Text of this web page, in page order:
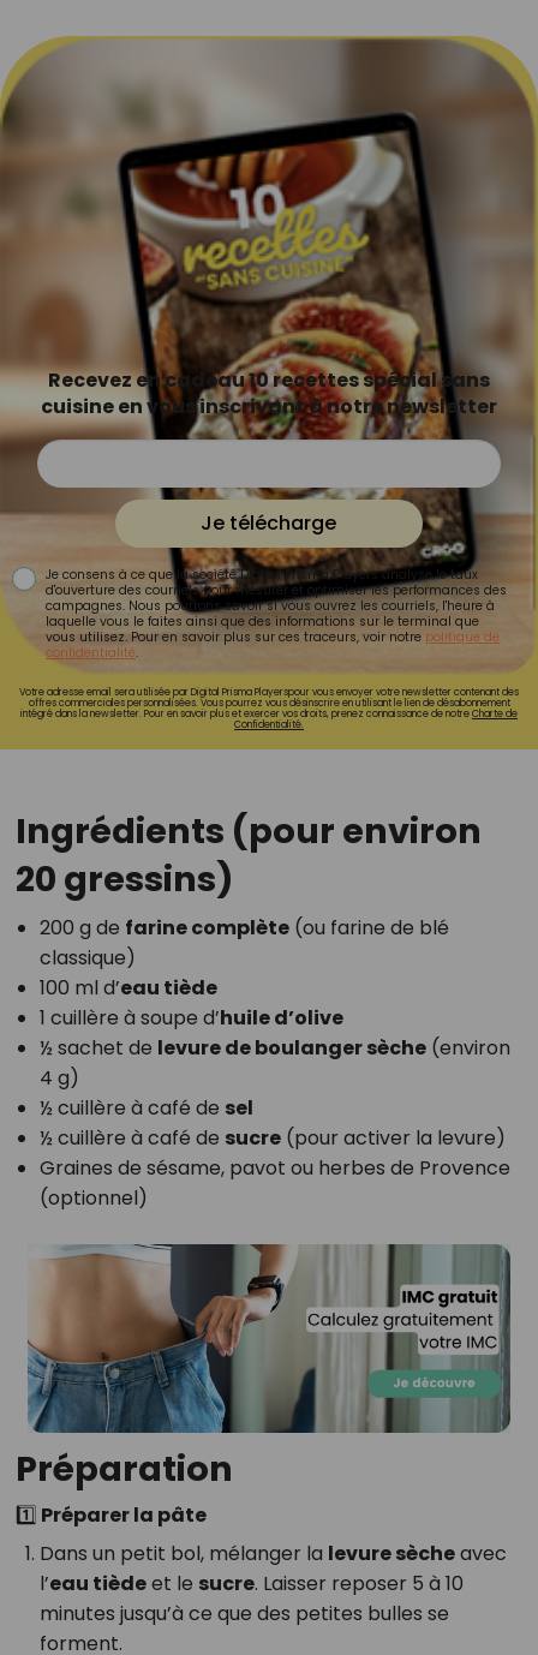
Recevez en cadeau 10 recettes spécial sans
cuisine en vous inscrivant à notre newsletter
Je télécharge
Je consens à ce que la société Digital Prisma Players analyse le taux
d'ouverture des courriels pour mesurer et optimiser les performances des
campagnes. Nous pourrons savoir si vous ouvrez les courriels, l'heure à
laquelle vous le faites ainsi que des informations sur le terminal que
vous utilisez. Pour en savoir plus sur ces traceurs, voir notre politique de
confidentialité.
Votre adresse email sera utilisée par Digital Prisma Playerspour vous envoyer votre newsletter contenant des
offres commerciales personnalisées. Vous pourrez vous désinscrire en utilisant le lien de désabonnement
intégré dans la newsletter. Pour en savoir plus et exercer vos droits, prenez connaissance de notreCharte de
Confidentialité.
Ingrédients (pour environ
20 gressins)
200 g de farine complète(ou farine de blé
classique)
100 ml d’eau tiède
1 cuillère à soupe d’huile d’olive
½ sachet de levure de boulanger sèche(environ
4 g)
½ cuillère à café de sel
½ cuillère à café de sucre(pour activer la levure)
Graines de sésame, pavot ou herbes de Provence
(optionnel)
Préparation
1️⃣ Préparer la pâte
Dans un petit bol, mélanger la levure sècheavec
l’eau tièdeet le sucre. Laisser reposer 5 à 10
minutes jusqu’à ce que des petites bulles se
forment.